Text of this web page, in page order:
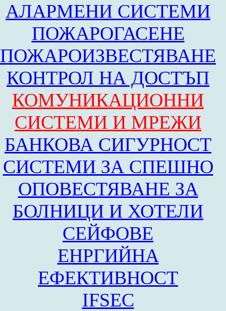
АЛАРМЕНИ СИСТЕМИ
ПОЖАРОГАСЕНЕ
ПОЖАРОИЗВЕСТЯВАНЕ
КОНТРОЛ НА ДОСТЪП
КОМУНИКАЦИОННИ
СИСТЕМИ И МРЕЖИ
БАНКОВА СИГУРНОСТ
СИСТЕМИ ЗА СПЕШНО
ОПОВЕСТЯВАНЕ ЗА
БОЛНИЦИ И ХОТЕЛИ
СЕЙФОВЕ
ЕНРГИЙНА
ЕФЕКТИВНОСТ
IFSEC